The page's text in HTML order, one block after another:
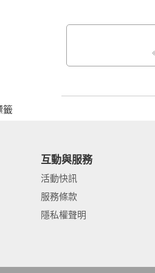
籤
互動與服務
活動快訊
服務條款
隱私權聲明